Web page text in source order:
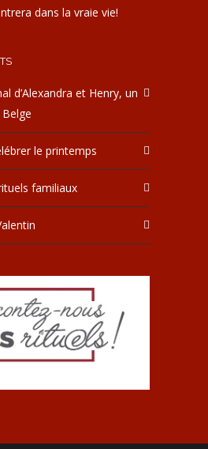
dans la vraie vie!
d’Alexandra et Henry, un
le printemps
familiaux